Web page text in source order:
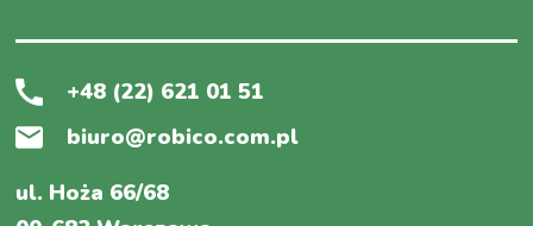
+48 (22) 621 01 51
biuro@robico.com.pl
ul. Hoża 66/68